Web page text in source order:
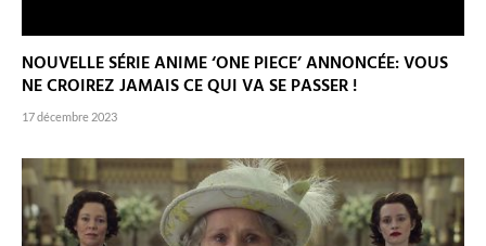
NOUVELLE SÉRIE ANIME ‘ONE PIECE’ ANNONCÉE: VOUS
NE CROIREZ JAMAIS CE QUI VA SE PASSER !
17 décembre 2023